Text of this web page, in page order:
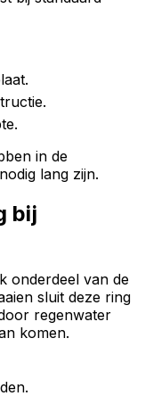
in de
lang zijn.
bij
onderdeel van de
sluit deze ring
regenwater
komen.